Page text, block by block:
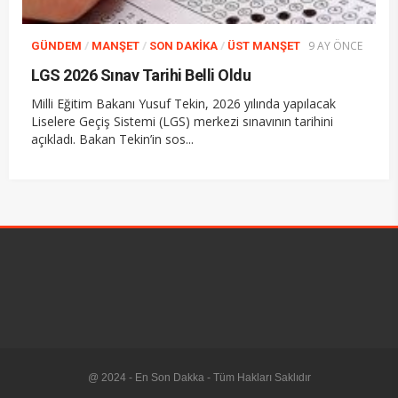
GÜNDEM / MANŞET / SON DAKIKA / ÜST MANŞET 9 AY ÖNCE
LGS 2026 Sınav Tarihi Belli Oldu
Milli Eğitim Bakanı Yusuf Tekin, 2026 yılında yapılacak
Liselere Geçiş Sistemi (LGS) merkezi sınavının tarihini
açıkladı. Bakan Tekin’in sos...
@ 2024 - En Son Dakka - Tüm Hakları Saklıdır